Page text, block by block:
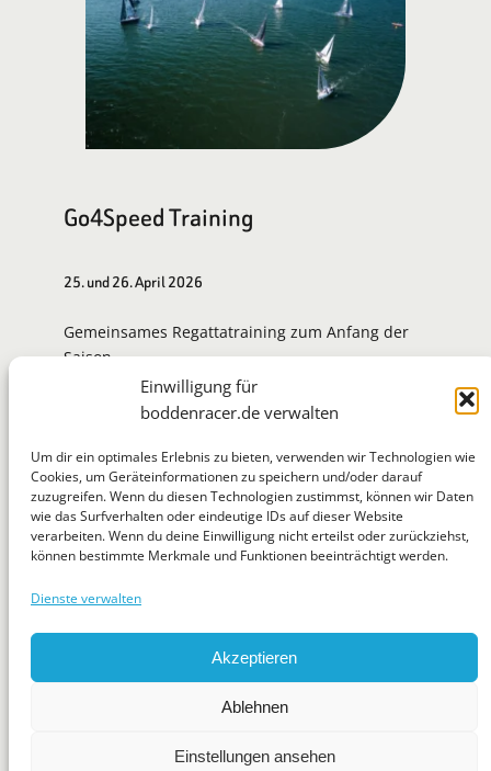
Einwilligung für
boddenracer.de verwalten
Um dir ein optimales Erlebnis zu bieten, verwenden wir Technologien wie
Cookies, um Geräteinformationen zu speichern und/oder darauf
zuzugreifen. Wenn du diesen Technologien zustimmst, können wir Daten
wie das Surfverhalten oder eindeutige IDs auf dieser Website
verarbeiten. Wenn du deine Einwilligung nicht erteilst oder zurückziehst,
können bestimmte Merkmale und Funktionen beeinträchtigt werden.
Dienste verwalten
Akzeptieren
Ablehnen
Einstellungen ansehen
Go4Speed Training
25. und 26. April 2026
Gemeinsames Regattatraining zum Anfang der
Saison.
Zur Eventseite
BoddenRacer
WhatsApp
Suchen